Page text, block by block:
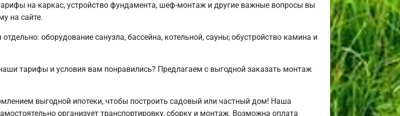
на каркас, устройство фундамента, шеф-монтаж и другие важные вопросы вы
на сайте.
оборудование санузла, бассейна, котельной, сауны; обустройство камина и
тарифы и условия вам понравились? Предлагаем с выгодной заказать монтаж
выгодной ипотеки, чтобы построить садовый или частный дом! Наша
организует транспортировку, сборку и монтаж. Возможна оплата